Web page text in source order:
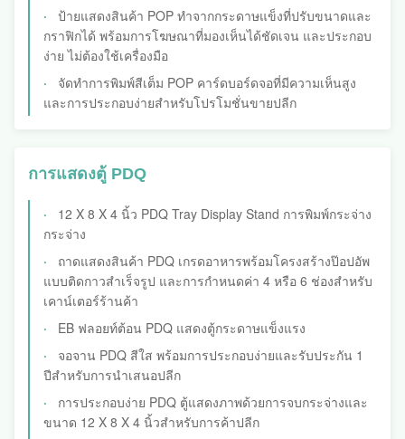
ป้ายแสดงสินค้า POP ทำจากกระดาษแข็งที่ปรับขนาดและ
กราฟิกได้ พร้อมการโฆษณาที่มองเห็นได้ชัดเจน และประกอบ
ง่าย ไม่ต้องใช้เครื่องมือ
จัดทําการพิมพ์สีเต็ม POP คาร์ดบอร์ดจอที่มีความเห็นสูง
และการประกอบง่ายสําหรับโปรโมชั่นขายปลีก
การแสดงตู้ PDQ
12 X 8 X 4 นิ้ว PDQ Tray Display Stand การพิมพ์กระจ่าง
กระจ่าง
ถาดแสดงสินค้า PDQ เกรดอาหารพร้อมโครงสร้างป๊อปอัพ
แบบติดกาวสำเร็จรูป และการกำหนดค่า 4 หรือ 6 ช่องสำหรับ
เคาน์เตอร์ร้านค้า
EB ฟลอยท์ต้อน PDQ แสดงตู้กระดาษแข็งแรง
จอจาน PDQ สีใส พร้อมการประกอบง่ายและรับประกัน 1
ปีสําหรับการนําเสนอปลีก
การประกอบง่าย PDQ ตู้แสดงภาพด้วยการจบกระจ่างและ
ขนาด 12 X 8 X 4 นิ้วสําหรับการค้าปลีก